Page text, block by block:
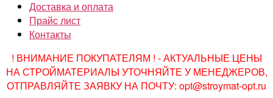
Доставка и оплата
Прайс лист
Контакты
! ВНИМАНИЕ ПОКУПАТЕЛЯМ ! - АКТУАЛЬНЫЕ ЦЕНЫ
НА СТРОЙМАТЕРИАЛЫ УТОЧНЯЙТЕ У МЕНЕДЖЕРОВ,
ОТПРАВЛЯЙТЕ ЗАЯВКУ НА ПОЧТУ: opt@stroymat-opt.ru